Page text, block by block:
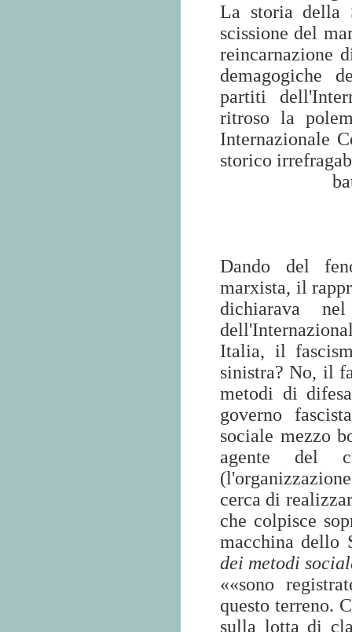
La storia della
scissione del
reincarnazione
demagogiche
partiti
ritroso la
Internazionale
storico
Dando del
marxista, il
dichiarava
Italia, il
sinistra? No, il
metodi di
governo
sociale mezzo
agente del
cerca di
che colpisce
macchina dello
dei metodi
««sono
questo terreno.
sulla lotta di